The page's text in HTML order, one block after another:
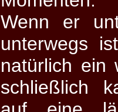
Wenn er
unterwegs
natürlich ein
schließlich